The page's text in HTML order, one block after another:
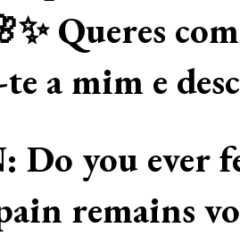
Queres
a mim e
Do you ever
remains